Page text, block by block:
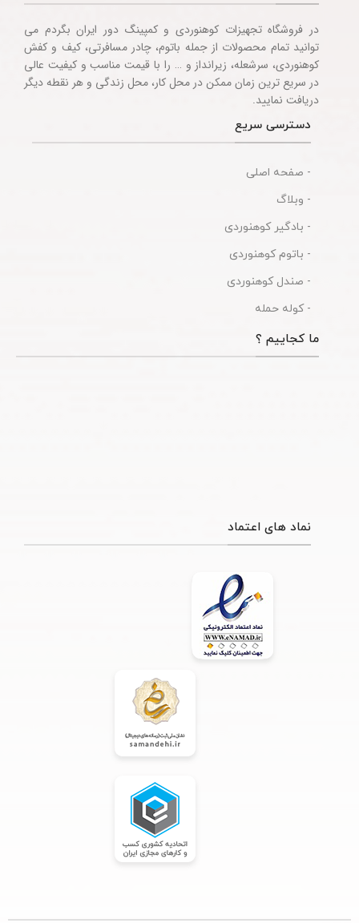
در فروشگاه تجهیزات کوهنوردی و کمپینگ دور ایران بگردم می
توانید تمام محصولات از جمله باتوم، چادر مسافرتی، کیف و کفش
کوهنوردی، سرشعله، زیرانداز و … را با قیمت مناسب و کیفیت عالی
در سریع ترین زمان ممکن در محل کار، محل زندگی و هر نقطه دیگر
دریافت نمایید.
دسترسی سریع
- صفحه اصلی
- وبلاگ
- بادگیر کوهنوردی
- باتوم کوهنوردی
- صندل کوهنوردی
- کوله حمله
ما کجاییم ؟
نماد های اعتماد